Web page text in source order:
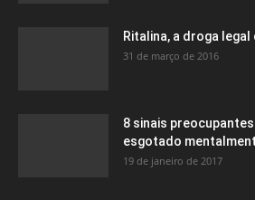
Ritalina, a droga
31 de março de 2016
8 sinais
esgotado
19 de janeiro de 2017